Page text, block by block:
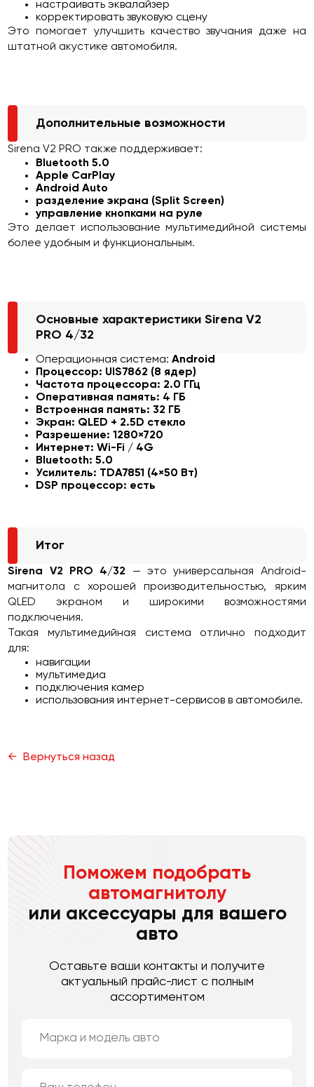
настраивать эквалайзер
корректировать звуковую сцену
Это помогает улучшить качество звучания даже на
штатной акустике автомобиля.
Дополнительные возможности
Sirena V2 PRO также поддерживает:
Bluetooth 5.0
Apple CarPlay
Android Auto
разделение экрана (Split Screen)
управление кнопками на руле
Это делает использование мультимедийной системы
более удобным и функциональным.
Основные характеристики Sirena V2
PRO 4/32
Операционная система:Android
Процессор: UIS7862 (8 ядер)
Частота процессора: 2.0 ГГц
Оперативная память: 4 ГБ
Встроенная память: 32 ГБ
Экран: QLED + 2.5D стекло
Разрешение: 1280×720
Интернет: Wi-Fi / 4G
Bluetooth: 5.0
Усилитель: TDA7851 (4×50 Вт)
DSP процессор: есть
Итог
Sirena V2 PRO 4/32 — это универсальная Android-
магнитола с хорошей производительностью, ярким
QLED экраном и широкими возможностями
подключения.
Такая мультимедийная система отлично подходит
для:
навигации
мультимедиа
подключения камер
использования интернет-сервисов в автомобиле.
Вернуться назад
Поможем подобрать
автомагнитолу
или аксессуары для вашего
авто
Оставьте ваши контакты и получите
актуальный прайс-лист с полным
ассортиментом